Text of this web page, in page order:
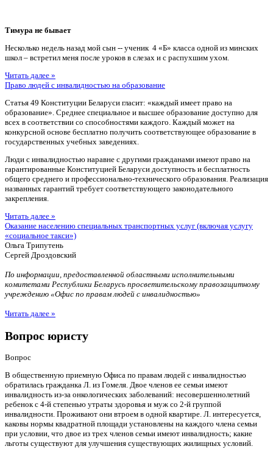
Тимура не бывает
Несколько недель назад мой сын -- ученик 4 «Б» класса одной из минских
школ – встретил меня после уроков в слезах и с распухшим ухом.
Читать далее »
Право людей с инвалидностью на образование
Статья 49 Конституции Беларуси гласит: «каждый имеет право на
образование». Среднее специальное и высшее образование доступно для
всех в соответствии со способностями каждого. Каждый может на
конкурсной основе бесплатно получить соответствующее образование в
государственных учебных заведениях.
Люди с инвалидностью наравне с другими гражданами имеют право на
гарантированные Конституцией Беларуси доступность и бесплатность
общего среднего и профессионально-технического образования. Реализация
названных гарантий требует соответствующего законодательного
закрепления.
Читать далее »
Оказание населению специальных транспортных услуг (включая услугу
«социальное такси»)
Ольга Трипутень
Сергей Дроздовский
По информации, предоставленной областными исполнительными
комитетами Республики Беларусь просветительскому правозащитному
учреждению «Офис по правам людей с инвалидностью»
Читать далее »
Вопрос юристу
Вопрос
В общественную приемную Офиса по правам людей с инвалидностью
обратилась гражданка Л. из Гомеля. Двое членов ее семьи имеют
инвалидность из-за онкологических заболеваний: несовершеннолетний
ребенок с 4-й степенью утраты здоровья и муж со 2-й группой
инвалидности. Проживают они втроем в одной квартире. Л. интересуется,
каковы нормы квадратной площади установлены на каждого члена семьи
при условии, что двое из трех членов семьи имеют инвалидность; какие
льготы существуют для улучшения существующих жилищных условий.